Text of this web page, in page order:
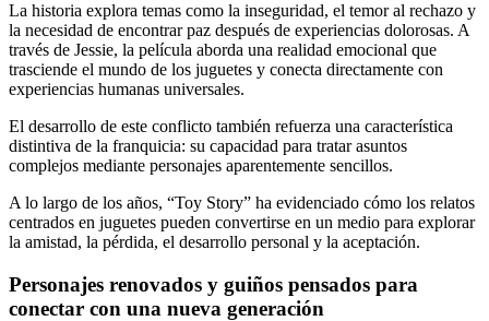
La historia explora temas como la inseguridad, el temor al rechazo y
la necesidad de encontrar paz después de experiencias dolorosas. A
través de Jessie, la película aborda una realidad emocional que
trasciende el mundo de los juguetes y conecta directamente con
experiencias humanas universales.
El desarrollo de este conflicto también refuerza una característica
distintiva de la franquicia: su capacidad para tratar asuntos
complejos mediante personajes aparentemente sencillos.
A lo largo de los años, “Toy Story” ha evidenciado cómo los relatos
centrados en juguetes pueden convertirse en un medio para explorar
la amistad, la pérdida, el desarrollo personal y la aceptación.
Personajes renovados y guiños pensados para
conectar con una nueva generación